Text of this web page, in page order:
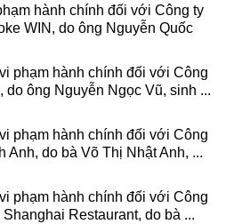
hành chính đối với Công ty
WIN, do ông Nguyễn Quốc
phạm hành chính đối với Công
do ông Nguyễn Ngọc Vũ, sinh ...
phạm hành chính đối với Công
Anh, do bà Võ Thị Nhật Anh, ...
phạm hành chính đối với Công
Restaurant, do bà ...